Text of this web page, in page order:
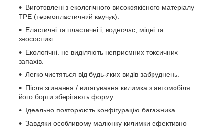
Виготовлені з екологічного високоякісного матеріалу
TPE (термопластичний каучук).
Еластичні та пластичні і, водночас, міцні та
зносостійкі.
Екологічні, не виділяють неприємних токсичних
запахів.
Легко чистяться від будь-яких видів забруднень.
Після згинання / витягування килимка з автомобіля
його борти зберігають форму.
Ідеально повторюють конфігурацію багажника.
Завдяки особливому малюнку килимки ефективно